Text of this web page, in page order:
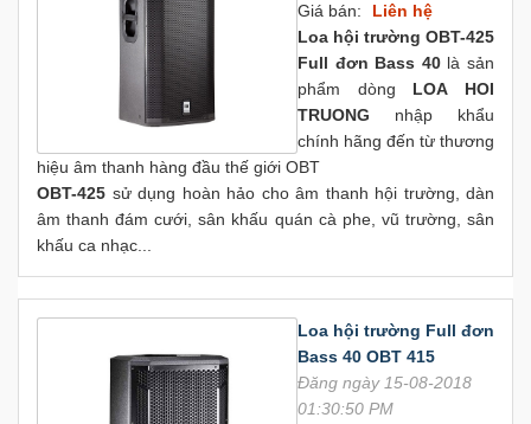
Giá bán:
Liên hệ
Loa hội trường OBT-425
Full đơn Bass 40là sản
phẩm dòng LOA HOI
TRUONG nhập khẩu
chính hãng đến từ thương
hiệu âm thanh hàng đầu thế giới OBT
OBT-425 sử dụng hoàn hảo cho âm thanh hội trường, dàn
âm thanh đám cưới, sân khấu quán cà phe, vũ trường, sân
khấu ca nhạc...
Loa hội trường Full đơn
Bass 40 OBT 415
Đăng ngày 15-08-2018
01:30:50 PM